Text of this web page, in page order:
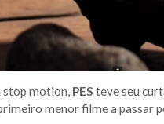
stop motion, PES teve seu
menor filme a passar